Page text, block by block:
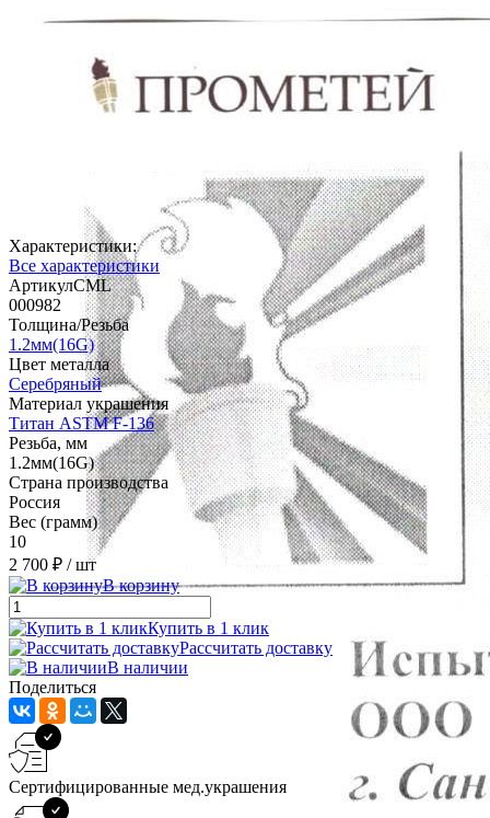
Характеристики:
Все характеристики
АртикулCML
000982
Толщина/Резьба
1.2мм(16G)
Цвет металла
Серебряный
Материал украшения
Титан ASTM F-136
Резьба, мм
1.2мм(16G)
Страна производства
Россия
Вес (грамм)
10
2 700 ₽ / шт
В корзину
Купить в 1 клик
Рассчитать доставку
В наличии
Поделиться
Сертифицированные мед.украшения